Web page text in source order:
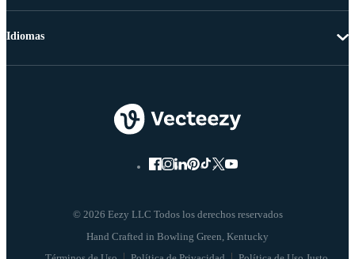
© 2026 Eezy LLC Todos los derechos reservados
Idiomas